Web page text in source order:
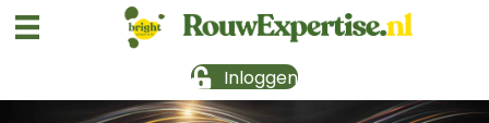
Inloggen